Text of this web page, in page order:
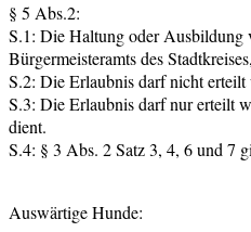
§ 5 Abs.2:
S.1: Die Haltung oder Ausbildung
Bürgermeisteramts des
S.2: Die Erlaubnis darf nicht
S.3: Die Erlaubnis darf nur erteilt
dient.
S.4: § 3 Abs. 2 Satz 3, 4, 6 und 7
Auswärtige Hunde: